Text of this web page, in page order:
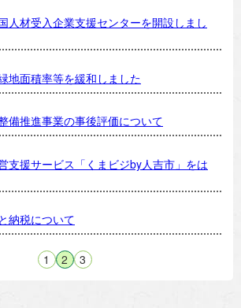
人材受入企業支援センターを開設しまし
地面積率等を緩和しました
備推進事業の事後評価について
支援サービス「くまビジby人吉市」をは
納税について
1 2 3